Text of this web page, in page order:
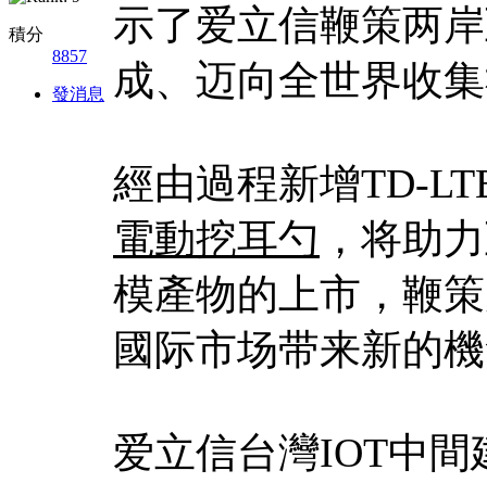
積分
8857
發消息
示了爱立信鞭策两
成、迈向全世界收
經由過程新增TD-
電動挖耳勺 ，将助
模產物的上市，鞭
國际市场带来新的
爱立信台灣IOT中間